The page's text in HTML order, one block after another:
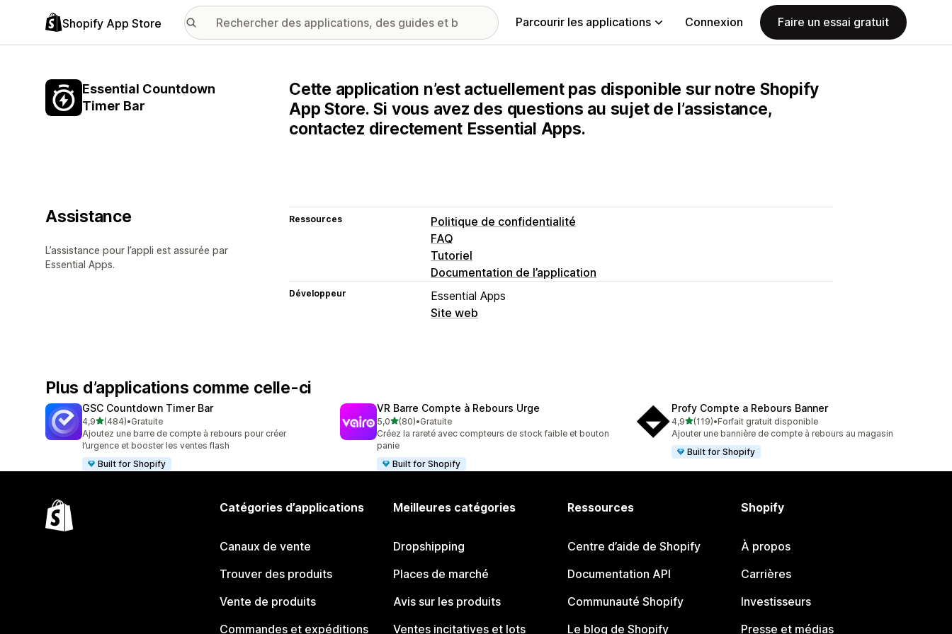
Shopify App Store Parcourir les applications Connexion Faire un essai gratuit
Essential Countdown
Timer Bar
Cette application n’est actuellement pas disponible sur notre Shopify
App Store. Si vous avez des questions au sujet de l’assistance,
contactez directement Essential Apps.
Assistance
L’assistance pour l’appli est assurée par
Essential Apps.
Ressources
Politique de confidentialité
FAQ
Tutoriel
Documentation de l’application
Développeur
Essential Apps
Site web
Plus d’applications comme celle-ci
GSC Countdown Timer Bar
4,9étoile(s) sur 5
(484)
484 avis au total
•Gratuite
Ajoutez une barre de compte à rebours pour créer
l’urgence et booster les ventes flash
Built for Shopify
VR Barre Compte à Rebours Urge
5,0étoile(s) sur 5
(80)
80 avis au total
•Gratuite
Créez la rareté avec compteurs de stock faible et bouton
panie
Built for Shopify
Profy Compte a Rebours Banner
4,9étoile(s) sur 5
(119)
119 avis au total
•Forfait gratuit disponible
Ajouter une bannière de compte à rebours au magasin
Built for Shopify
Catégories d’applications
Canaux de vente
Trouver des produits
Vente de produits
Commandes et expéditions
Meilleures catégories
Dropshipping
Places de marché
Avis sur les produits
Ventes incitatives et lots
Ressources
Centre d’aide de Shopify
Documentation API
Communauté Shopify
Le blog de Shopify
Shopify
À propos
Carrières
Investisseurs
Presse et médias